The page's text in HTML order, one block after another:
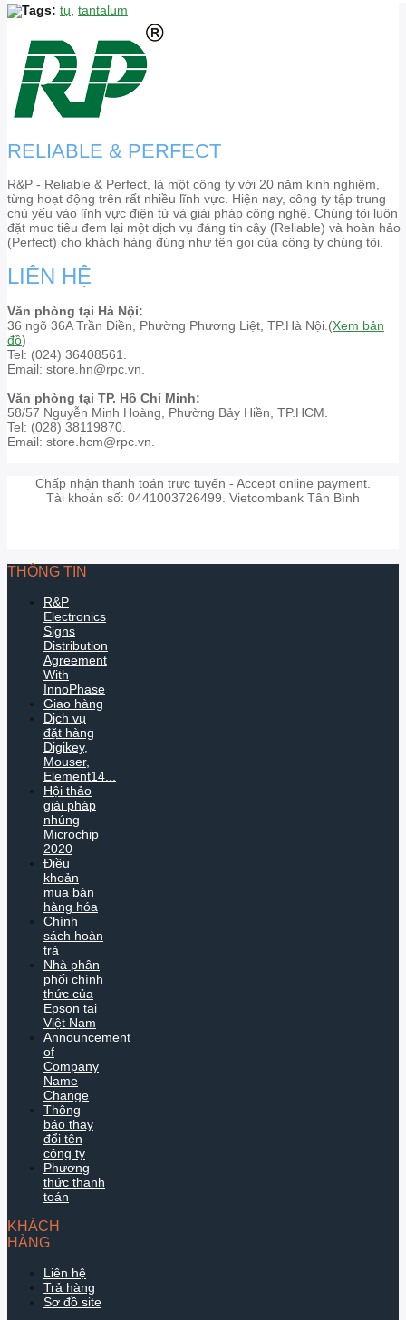
Tags: tụ tantalum
RELIABLE & PERFECT
R&P - Reliable & Perfect, là một công ty với 20 năm kinh nghiệm,
từng hoạt động trên rất nhiều lĩnh vực. Hiện nay, công ty tập trung
chủ yếu vào lĩnh vực điện tử và giải pháp công nghệ. Chúng tôi luôn
đặt mục tiêu đem lại một dịch vụ đáng tin cậy (Reliable) và hoàn hảo
(Perfect) cho khách hàng đúng như tên gọi của công ty chúng tôi.
LIÊN HỆ
Văn phòng tại Hà Nội:
36 ngõ 36A Trần Điền, Phường Phương Liệt, TP.Hà Nội.(Xem bản
đồ)
Tel: (024) 36408561.
Email: store.hn@rpc.vn.
Văn phòng tại TP. Hồ Chí Minh:
58/57 Nguyễn Minh Hoàng, Phường Bảy Hiền, TP.HCM.
Tel: (028) 38119870.
Email: store.hcm@rpc.vn.
Chấp nhận thanh toán trực tuyến - Accept online payment.
Tài khoản số: 0441003726499. Vietcombank Tân Bình
THÔNG TIN
R&P
Electronics
Signs
Distribution
Agreement
With
InnoPhase
Giao hàng
Dịch vụ
đặt hàng
Digikey,
Mouser,
Element14...
Hội thảo
giải pháp
nhúng
Microchip
2020
Điều
khoản
mua bán
hàng hóa
Chính
sách hoàn
trả
Nhà phân
phối chính
thức của
Epson tại
Việt Nam
Announcement
of
Company
Name
Change
Thông
báo thay
đổi tên
công ty
Phương
thức thanh
toán
KHÁCH
HÀNG
Liên hệ
Trả hàng
Sơ đồ site